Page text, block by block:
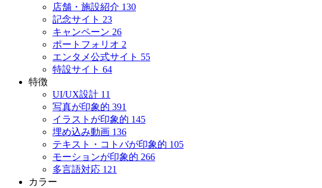
店舗・施設紹介 130
記念サイト 23
キャンペーン 26
ポートフォリオ 2
エンタメ公式サイト 55
特設サイト 64
特徴
UI/UX設計 11
写真が印象的 391
イラストが印象的 145
埋め込み動画 136
テキスト・コトバが印象的 105
モーションが印象的 266
多言語対応 121
カラー